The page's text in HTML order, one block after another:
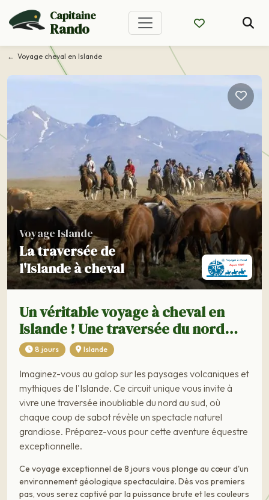
Capitaine
Rando
Voyage cheval en Islande
Voyage Islande
La traversée de
l'Islande à cheval
Un véritable voyage à cheval en
Islande ! Une traversée du nord…
8 jours Islande
Imaginez-vous au galop sur les paysages volcaniques et
mythiques de l'Islande. Ce circuit unique vous invite à
vivre une traversée inoubliable du nord au sud, où
chaque coup de sabot révèle un spectacle naturel
grandiose. Préparez-vous pour cette aventure équestre
exceptionnelle.
Ce voyage exceptionnel de 8 jours vous plonge au cœur d'un
environnement géologique spectaculaire. Dès vos premiers
pas, vous serez captivé par la puissance brute et les couleurs